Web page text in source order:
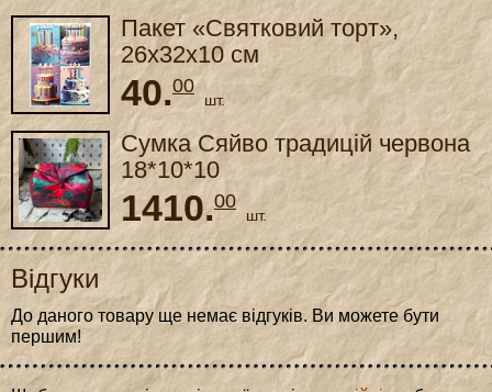
Пакет «Святковий торт»,
26x32x10 см
40.00
шт.
Сумка Сяйво традицій червона
18*10*10
1410.00
шт.
Відгуки
До даного товару ще немає відгуків. Ви можете бути
першим!